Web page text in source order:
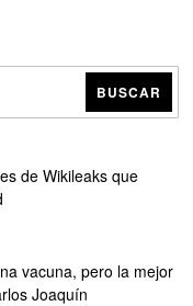
BUSCAR
de Wikileaks que
vacuna, pero la mejor
Joaquín